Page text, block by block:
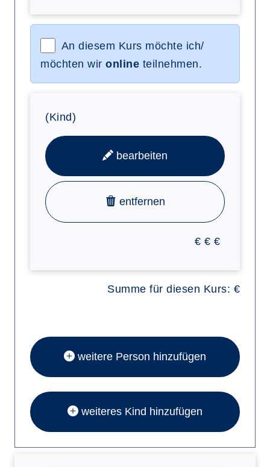
An diesem Kurs möchte ich/
möchten wir online teilnehmen.
(Kind)
bearbeiten
entfernen
€ € €
Summe für diesen Kurs: €
weitere Person hinzufügen
weiteres Kind hinzufügen